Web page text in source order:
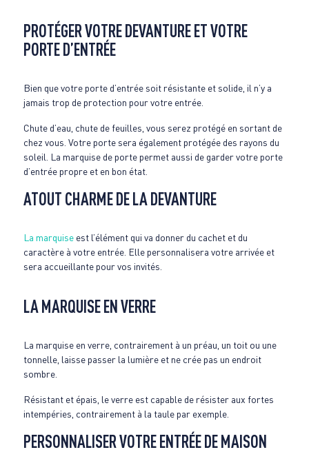
PROTÉGER VOTRE DEVANTURE ET VOTRE
PORTE D’ENTRÉE
Bien que votre porte d’entrée soit résistante et solide, il n’y a
jamais trop de protection pour votre entrée.
Chute d’eau, chute de feuilles, vous serez protégé en sortant de
chez vous. Votre porte sera également protégée des rayons du
soleil. La marquise de porte permet aussi de garder votre porte
d’entrée propre et en bon état.
ATOUT CHARME DE LA DEVANTURE
La marquiseest l’élément qui va donner du cachet et du
caractère à votre entrée. Elle personnalisera votre arrivée et
sera accueillante pour vos invités.
LA MARQUISE EN VERRE
La marquise en verre, contrairement à un préau, un toit ou une
tonnelle, laisse passer la lumière et ne crée pas un endroit
sombre.
Résistant et épais, le verre est capable de résister aux fortes
intempéries, contrairement à la taule par exemple.
PERSONNALISER VOTRE ENTRÉE DE MAISON